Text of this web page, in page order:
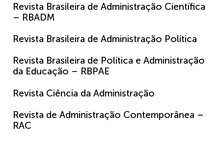
Revista Brasileira de Administração Científica
– RBADM
Revista Brasileira de Administração Política
Revista Brasileira de Política e Administração
da Educação – RBPAE
Revista Ciência da Administração
Revista de Administração Contemporânea –
RAC